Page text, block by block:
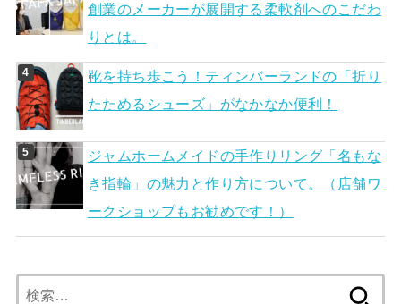
創業のメーカーが展開する柔軟剤へのこだわ
りとは。
靴を持ち歩こう！ティンバーランドの「折り
たためるシューズ」がなかなか便利！
ジャムホームメイドの手作りリング「名もな
き指輪」の魅力と作り方について。（店舗ワ
ークショップもお勧めです！）